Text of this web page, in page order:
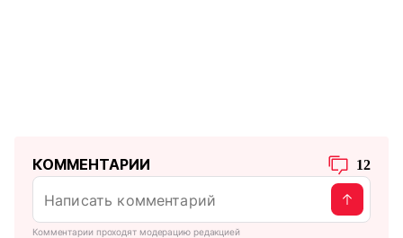
КОММЕНТАРИИ 12
Комментарии проходят модерацию редакцией